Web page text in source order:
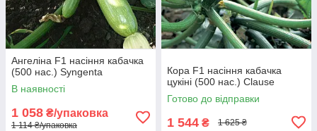
Ангеліна F1 насіння кабачка
(500 нас.) Syngenta
В наявності
1 058 ₴/упаковка
1 114 ₴/упаковка
Кора F1 насіння кабачка
цукіні (500 нас.) Clause
Готово до відправки
1 544 ₴ 1 625 ₴